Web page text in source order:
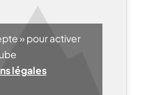
» pour activer
légales